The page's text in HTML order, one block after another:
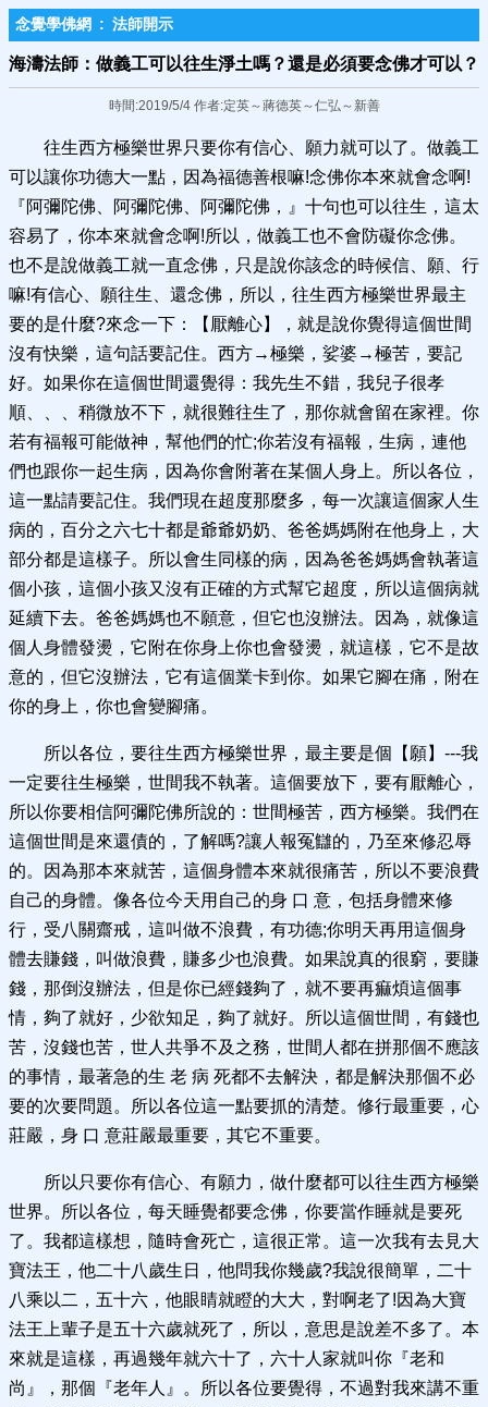
念覺學佛網 : 法師開示
海濤法師：做義工可以往生淨土嗎？還是必須​要念佛才可以？
時間:2019/5/4 作者:定英～蔣德英～仁弘～新善
往生西方極樂世界只要你有信心、願力就可以了。做義工
可以讓你功德大一點，因為福德善根嘛!念佛你本來就會念啊!
『阿彌陀佛、阿彌陀佛、阿彌陀佛，』十句也可以往生，這太
容易了，你本來就會念啊!所以，做義工也不會防礙你念佛。
也不是說做義工就一直念佛，只是說你該念的時候信、願、行
嘛!有信心、願往生、還念佛，所以，往生西方極樂世界最主
要的是什麼?來念一下：【厭離心】，就是說你覺得這個世間
沒有快樂，這句話要記住。西方→極樂，娑婆→極苦，要記
好。如果你在這個世間還覺得：我先生不錯，我兒子很孝
順、、、稍微放不下，就很難往生了，那你就會留在家裡。你
若有福報可能做神，幫他們的忙;你若沒有福報，生病，連他
們也跟你一起生病，因為你會附著在某個人身上。所以各位，
這一點請要記住。我們現在超度那麼多，每一次讓這個家人生
病的，百分之六七十都是爺爺奶奶、爸爸媽媽附在他身上，大
部分都是這樣子。所以會生同樣的病，因為爸爸媽媽會執著這
個小孩，這個小孩又沒有正確的方式幫它超度，所以這個病就
延續下去。爸爸媽媽也不願意，但它也沒辦法。因為，就像這
個人身體發燙，它附在你身上你也會發燙，就這樣，它不是故
意的，但它沒辦法，它有這個業卡到你。如果它腳在痛，附在
你的身上，你也會變腳痛。
所以各位，要往生西方極樂世界，最主要是個【願】---我
一定要往生極樂，世間我不執著。這個要放下，要有厭離心，
所以你要相信阿彌陀佛所說的：世間極苦，西方極樂。我們在
這個世間是來還債的，了解嗎?讓人報冤讎的，乃至來修忍辱
的。因為那本來就苦，這個身體本來就很痛苦，所以不要浪費
自己的身體。像各位今天用自己的身 口 意，包括身體來修
行，受八關齋戒，這叫做不浪費，有功德;你明天再用這個身
體去賺錢，叫做浪費，賺多少也浪費。如果說真的很窮，要賺
錢，那倒沒辦法，但是你已經錢夠了，就不要再痲煩這個事
情，夠了就好，少欲知足，夠了就好。所以這個世間，有錢也
苦，沒錢也苦，世人共爭不及之務，世間人都在拼那個不應該
的事情，最著急的生 老 病 死都不去解決，都是解決那個不必
要的次要問題。所以各位這一點要抓的清楚。修行最重要，心
莊嚴，身 口 意莊嚴最重要，其它不重要。
所以只要你有信心、有願力，做什麼都可以往生西方極樂
世界。所以各位，每天睡覺都要念佛，你要當作睡就是要死
了。我都這樣想，隨時會死亡，這很正常。這一次我有去見大
寶法王，他二十八歲生日，他問我你幾歲?我說很簡單，二十
八乘以二，五十六，他眼睛就瞪的大大，對啊老了!因為大寶
法王上輩子是五十六歲就死了，所以，意思是說差不多了。本
來就是這樣，再過幾年就六十了，六十人家就叫你『老和
尚』，那個『老年人』。所以各位要覺得，不過對我來講不重